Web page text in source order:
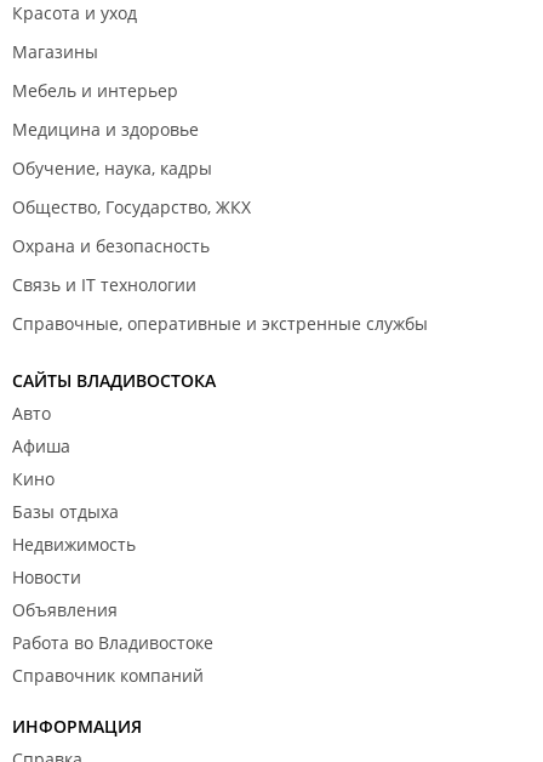
Красота и уход
Магазины
Мебель и интерьер
Медицина и здоровье
Обучение, наука, кадры
Общество, Государство, ЖКХ
Охрана и безопасность
Связь и IT технологии
Справочные, оперативные и экстренные службы
САЙТЫ ВЛАДИВОСТОКА
Авто
Афиша
Кино
Базы отдыха
Недвижимость
Новости
Объявления
Работа во Владивостоке
Справочник компаний
ИНФОРМАЦИЯ